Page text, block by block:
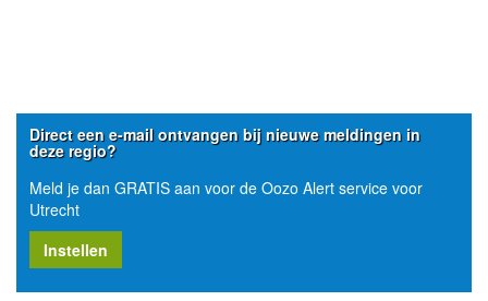
Direct een e-mail ontvangen bij nieuwe meldingen in
deze regio?
Meld je dan GRATIS aan voor de Oozo Alert service voor
Utrecht
Instellen